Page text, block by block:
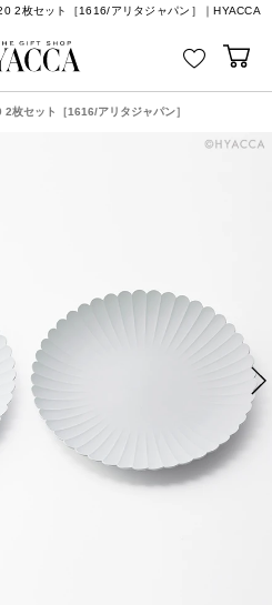
2枚セット［1616/アリタジャパン］｜HYACCA
枚セット［1616/アリタジャパン］